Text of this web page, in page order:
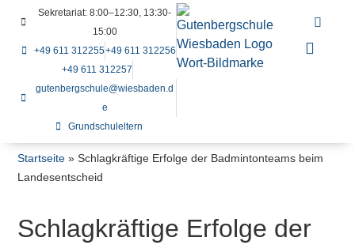
Sekretariat: 8:00–12:30, 13:30-
15:00
+49 611 312255+49 611 312256
+49 611 312257
gutenbergschule@wiesbaden.d
e
Grundschuleltern
Startseite »Schlagkräftige Erfolge der Badmintonteams beim
Landesentscheid
Schlagkräftige Erfolge der